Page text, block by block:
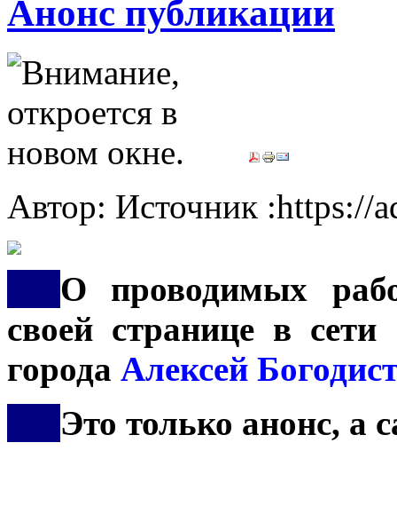
Анонс публикации
Автор: Источник :https://
О проводимых
своей странице в сети
города Алексей
Это только анонс, а